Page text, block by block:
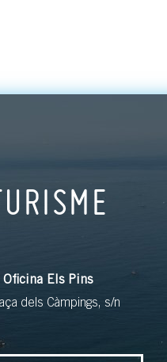
Oficina Els Pins
dels Càmpings, s/n